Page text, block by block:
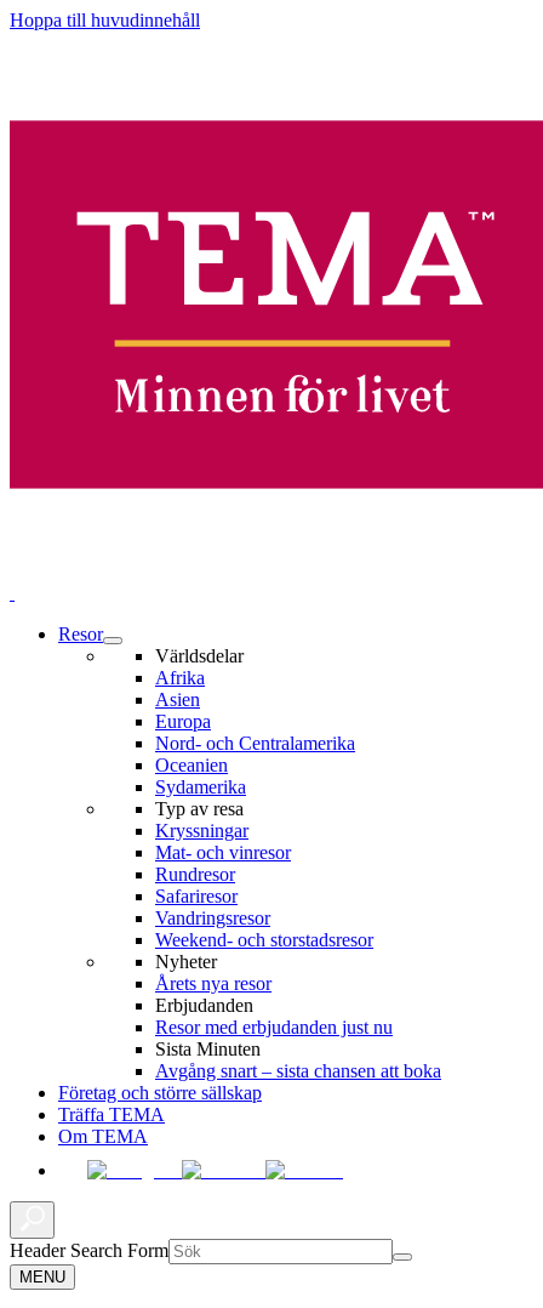
Hoppa till huvudinnehåll
Resor
Världsdelar
Afrika
Asien
Europa
Nord- och Centralamerika
Oceanien
Sydamerika
Typ av resa
Kryssningar
Mat- och vinresor
Rundresor
Safariresor
Vandringsresor
Weekend- och storstadsresor
Nyheter
Årets nya resor
Erbjudanden
Resor med erbjudanden just nu
Sista Minuten
Avgång snart – sista chansen att boka
Företag och större sällskap
Träffa TEMA
Om TEMA
Header Search Form
MENU